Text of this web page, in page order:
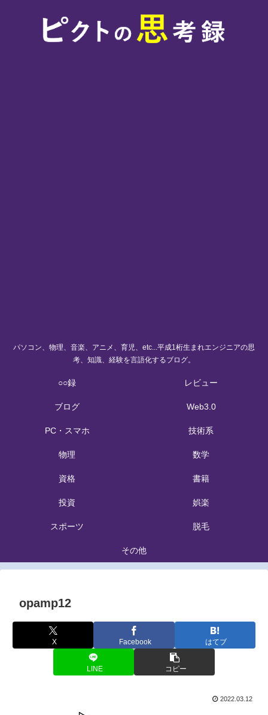
パソコン、物理、音楽、アニメ、育児、etc...平成1桁生まれエンジニアの思
考、知識、経験を言語化するブログ。
○○録 レビュー
ブログ Web3.0
PC・スマホ 技術系
物理 数学
資格 書籍
投資 娯楽
スポーツ 脱毛
その他
opamp12
X Facebook はてブ
LINE コピー
2022.03.12